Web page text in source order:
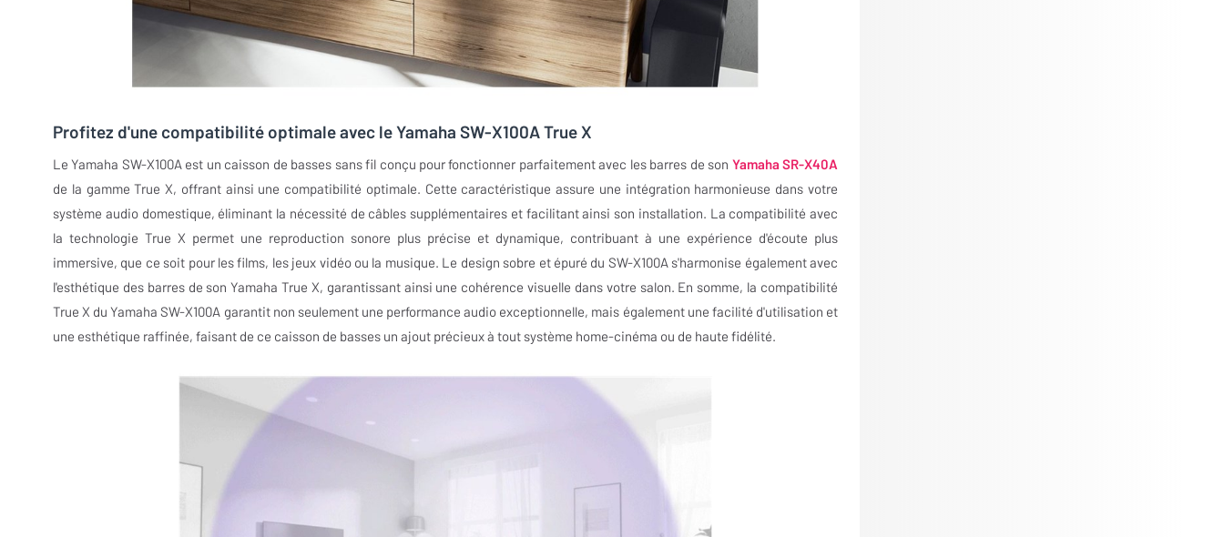
Profitez d'une compatibilité optimale avec le Yamaha SW-X100A True X
Le Yamaha SW-X100A est un caisson de basses sans fil conçu pour fonctionner parfaitement avec les barres de son Yamaha SR-X40A
de la gamme True X, offrant ainsi une compatibilité optimale. Cette caractéristique assure une intégration harmonieuse dans votre
système audio domestique, éliminant la nécessité de câbles supplémentaires et facilitant ainsi son installation. La compatibilité avec
la technologie True X permet une reproduction sonore plus précise et dynamique, contribuant à une expérience d'écoute plus
immersive, que ce soit pour les films, les jeux vidéo ou la musique. Le design sobre et épuré du SW-X100A s'harmonise également avec
l'esthétique des barres de son Yamaha True X, garantissant ainsi une cohérence visuelle dans votre salon. En somme, la compatibilité
True X du Yamaha SW-X100A garantit non seulement une performance audio exceptionnelle, mais également une facilité d'utilisation et
une esthétique raffinée, faisant de ce caisson de basses un ajout précieux à tout système home-cinéma ou de haute fidélité.